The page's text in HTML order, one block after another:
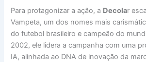
Para protagonizar a ação, a Decolar
Vampeta, um dos nomes mais
do futebol brasileiro e campeão do
2002, ele lidera a campanha com uma
IA, alinhada ao DNA de inovação da